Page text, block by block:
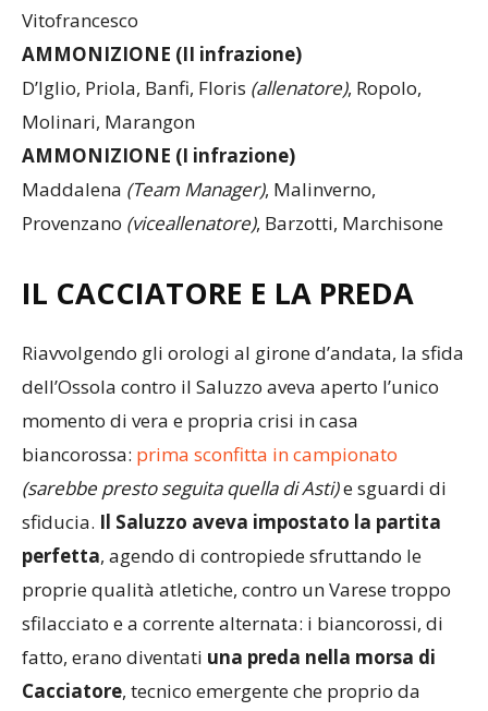
Vitofrancesco
AMMONIZIONE (II infrazione)
D’Iglio, Priola, Banfi, Floris (allenatore), Ropolo,
Molinari, Marangon
AMMONIZIONE (I infrazione)
Maddalena (Team Manager), Malinverno,
Provenzano (viceallenatore), Barzotti, Marchisone
IL CACCIATORE E LA PREDA
Riavvolgendo gli orologi al girone d’andata, la sfida
dell’Ossola contro il Saluzzo aveva aperto l’unico
momento di vera e propria crisi in casa
biancorossa: prima sconfitta in campionato
(sarebbe presto seguita quella di Asti)e sguardi di
sfiducia. Il Saluzzo aveva impostato la partita
perfetta, agendo di contropiede sfruttando le
proprie qualità atletiche, contro un Varese troppo
sfilacciato e a corrente alternata: i biancorossi, di
fatto, erano diventati una preda nella morsa di
Cacciatore, tecnico emergente che proprio da